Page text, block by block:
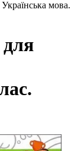
мова.
для